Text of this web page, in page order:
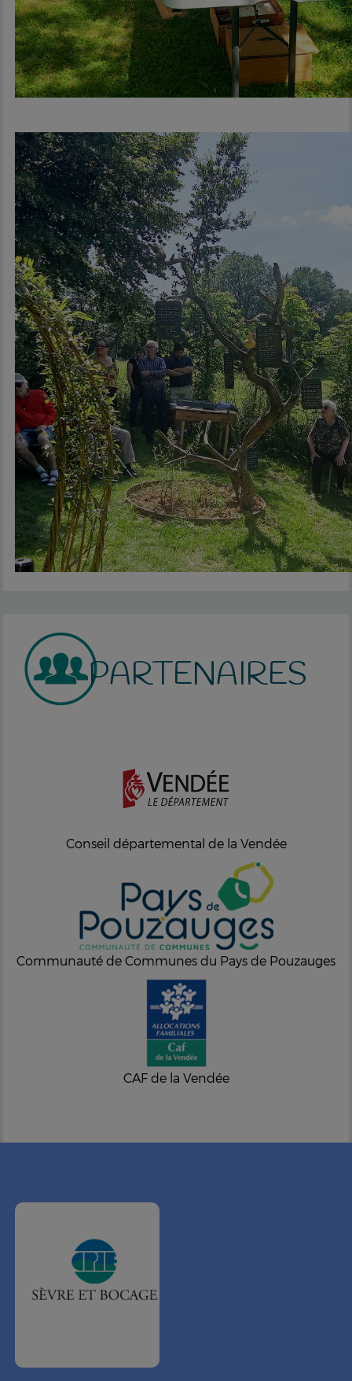
PARTENAIRES
Conseil départemental de la Vendée
Communauté de Communes du Pays de Pouzauges
CAF de la Vendée